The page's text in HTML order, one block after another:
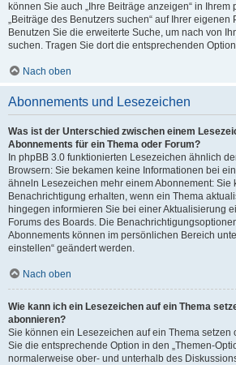
können Sie auch „Ihre Beiträge anzeigen“ in
„Beiträge des Benutzers suchen“ auf Ihrer eigenen
Benutzen Sie die erweiterte Suche, um nach von
suchen. Tragen Sie dort die entsprechenden
Nach oben
Abonnements und Lesezeichen
Was ist der Unterschied zwischen einem
Abonnements für ein Thema oder Forum?
In phpBB 3.0 funktionierten Lesezeichen ähnlich
Browsern: Sie bekamen keine Informationen bei
ähneln Lesezeichen mehr einem Abonnement: Sie
Benachrichtigung erhalten, wenn ein Thema
hingegen informieren Sie bei einer Aktualisierung
Forums des Boards. Die
Abonnements können im persönlichen Bereich
einstellen“ geändert werden.
Nach oben
Wie kann ich ein Lesezeichen auf ein Thema
abonnieren?
Sie können ein Lesezeichen auf ein Thema setzen
Sie die entsprechende Option in den „Themen-
normalerweise ober- und unterhalb des